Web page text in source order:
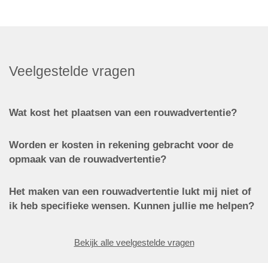
Veelgestelde vragen
Wat kost het plaatsen van een rouwadvertentie?
Worden er kosten in rekening gebracht voor de
opmaak van de rouwadvertentie?
Het maken van een rouwadvertentie lukt mij niet of
ik heb specifieke wensen. Kunnen jullie me helpen?
Bekijk alle veelgestelde vragen